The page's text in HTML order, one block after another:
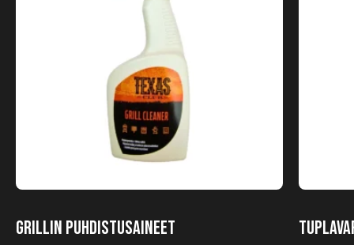
Grillin puhdistusaineet